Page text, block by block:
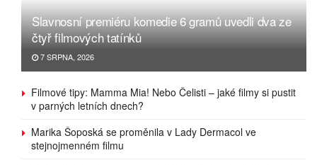
Slavnosní premiéru komedie 6 gramů uvedli dva ze
čtyř filmových tatínků
7 SRPNA, 2026
Filmové tipy: Mamma Mia! Nebo Čelisti – jaké filmy si pustit
v parných letních dnech?
Marika Šoposká se proměnila v Lady Dermacol ve
stejnojmenném filmu